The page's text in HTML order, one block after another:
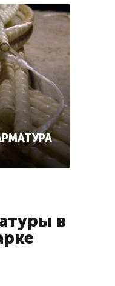
в